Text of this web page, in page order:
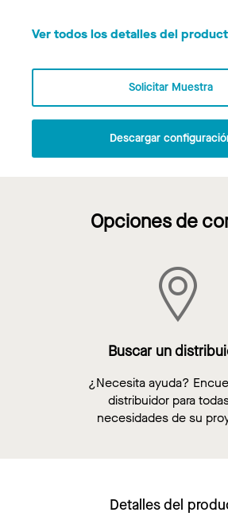
Ver todos los detalles del
Solicitar Muestra
Descargar
Opciones de
Buscar un
¿Necesita ayuda?
distribuidor para
necesidades de su
Detalles del